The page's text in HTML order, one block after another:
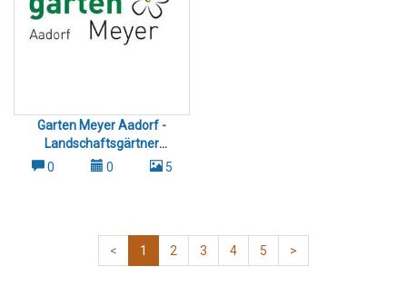
Garten Meyer Aadorf -
Landschaftsgärtner
Gartenpfege Gartenumbau
0 0 5
< 1 2 3 4 5 >